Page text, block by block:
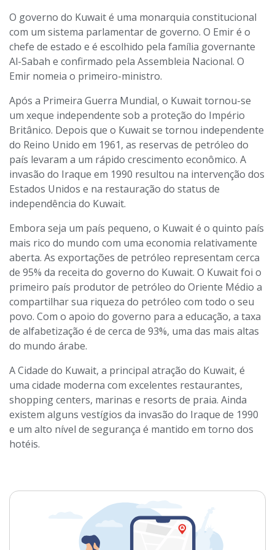
O governo do Kuwait é uma monarquia constitucional
com um sistema parlamentar de governo. O Emir é o
chefe de estado e é escolhido pela família governante
Al-Sabah e confirmado pela Assembleia Nacional. O
Emir nomeia o primeiro-ministro.
Após a Primeira Guerra Mundial, o Kuwait tornou-se
um xeque independente sob a proteção do Império
Britânico. Depois que o Kuwait se tornou independente
do Reino Unido em 1961, as reservas de petróleo do
país levaram a um rápido crescimento econômico. A
invasão do Iraque em 1990 resultou na intervenção dos
Estados Unidos e na restauração do status de
independência do Kuwait.
Embora seja um país pequeno, o Kuwait é o quinto país
mais rico do mundo com uma economia relativamente
aberta. As exportações de petróleo representam cerca
de 95% da receita do governo do Kuwait. O Kuwait foi o
primeiro país produtor de petróleo do Oriente Médio a
compartilhar sua riqueza do petróleo com todo o seu
povo. Com o apoio do governo para a educação, a taxa
de alfabetização é de cerca de 93%, uma das mais altas
do mundo árabe.
A Cidade do Kuwait, a principal atração do Kuwait, é
uma cidade moderna com excelentes restaurantes,
shopping centers, marinas e resorts de praia. Ainda
existem alguns vestígios da invasão do Iraque de 1990
e um alto nível de segurança é mantido em torno dos
hotéis.